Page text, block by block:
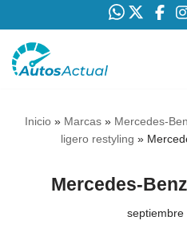
Saltar
Inicio» Marcas» Mercedes-
ligero restyling »
Mercedes-
septiembre